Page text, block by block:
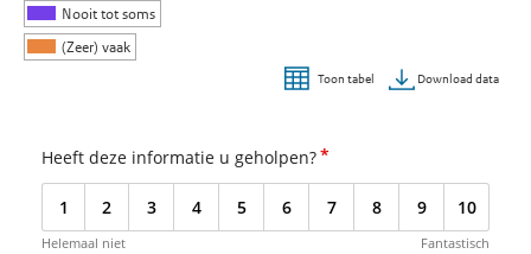
Nooit tot soms
(Zeer) vaak
Toon tabel Download data
Heeft deze informatie u geholpen?*
1 2 3 4 5 6 7 8 9 10
Helemaal niet Fantastisch